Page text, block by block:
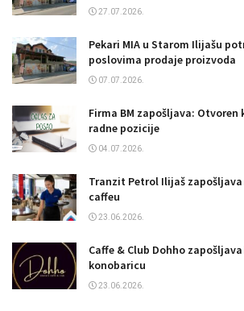
27.07.2026.
Pekari MIA u Starom Ilijašu
poslovima prodaje proizvoda
07.07.2026.
Firma BM zapošljava: Otvoren
radne pozicije
04.07.2026.
Tranzit Petrol Ilijaš
caffeu
23.06.2026.
Caffe & Club Dohho
konobaricu
23.06.2026.